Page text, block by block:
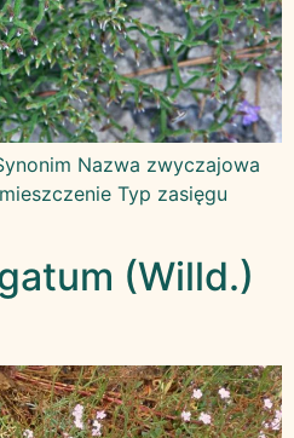
Nazwa zwyczajowa
Typ zasięgu
(Willd.)